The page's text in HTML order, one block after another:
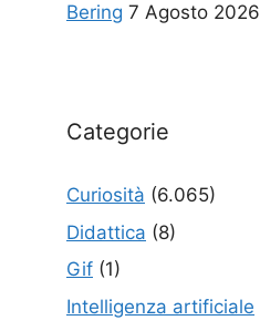
Bering 7 Agosto 2026
Categorie
Curiosità (6.065)
Didattica (8)
Gif (1)
Intelligenza artificiale